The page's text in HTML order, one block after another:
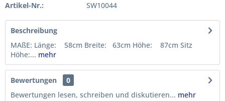
Artikel-Nr.: SW10044
Beschreibung
MAßE: Länge: 58cm Breite: 63cm Höhe: 87cm Sitz
Höhe:... mehr
Bewertungen
0
Bewertungen lesen, schreiben und diskutieren... mehr